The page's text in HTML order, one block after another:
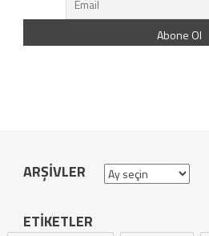
ARŞIVLER Arşivler
ETIKETLER